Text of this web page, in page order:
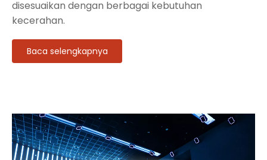
disesuaikan dengan berbagai kebutuhan
kecerahan.
Baca selengkapnya